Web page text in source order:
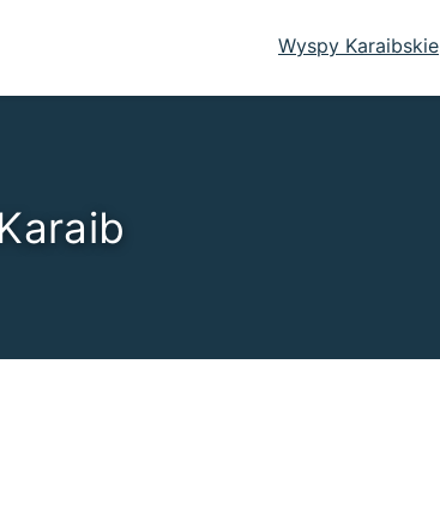
Wyspy Karaibskie